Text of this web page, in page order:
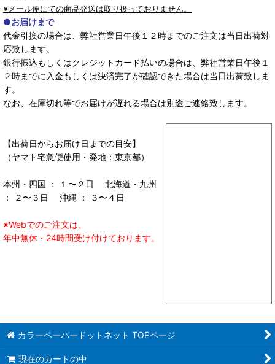
※メール便にての商品発送は取り扱っておりません。
●お届けまで
代金引換の場合は、弊社営業日午後１２時までのご注文は当日出荷対
応致します。
銀行振込もしくはクレジットカード払いの場合は、弊社営業日午後１
２時までに入金もしくは決済完了が確認できた場合は当日出荷致しま
す。
なお、在庫切れ等でお届けが遅れる場合は別途ご連絡致します。
【出荷日からお届け日までの目安】
（ヤマト宅急便使用・発地：東京都）
本州・四国 ： １〜２日 北海道・九州
： ２〜３日 沖縄 ： ３〜４日
※Webでのご注文は、
年中無休・24時間受け付けております。
カラーペーパードットネット TOPページ
現在のカートの中